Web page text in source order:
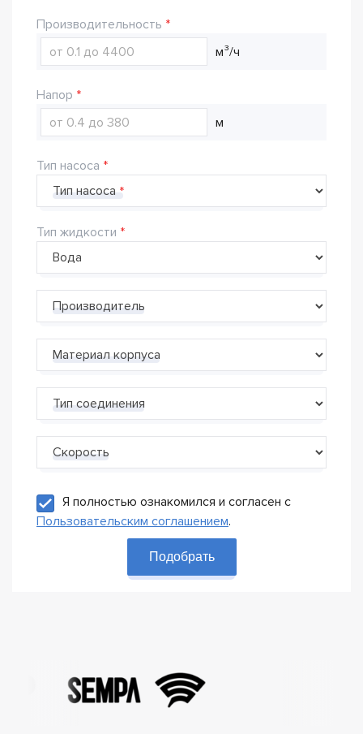
Производительность
м³/ч
Напор
м
Тип насоса
Тип насоса
Тип жидкости
Производитель
Материал корпуса
Тип соединения
Скорость
Я полностью ознакомился и согласен с
Пользовательским соглашением.
Подобрать